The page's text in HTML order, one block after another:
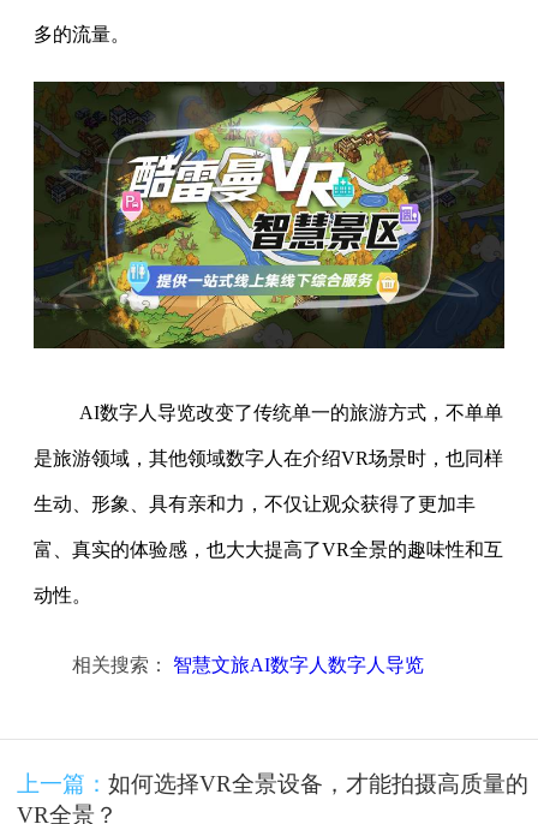
多的流量。
AI数字人导览改变了传统单一的旅游方式，不单单
是旅游领域，其他领域数字人在介绍VR场景时，也同样
生动、形象、具有亲和力，不仅让观众获得了更加丰
富、真实的体验感，也大大提高了VR全景的趣味性和互
动性。
相关搜索： 智慧文旅AI数字人数字人导览
上一篇： 如何选择VR全景设备，才能拍摄高质量的
VR全景？